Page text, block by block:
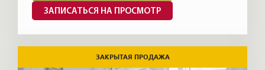
ЗАПИСАТЬСЯ НА ПРОСМОТР
ЗАКРЫТАЯ ПРОДАЖА